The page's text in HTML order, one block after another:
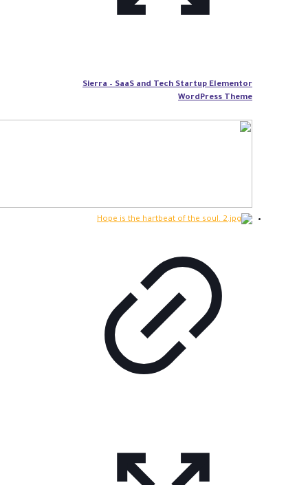
Sierra – SaaS and Tech Startup Elementor
WordPress Theme